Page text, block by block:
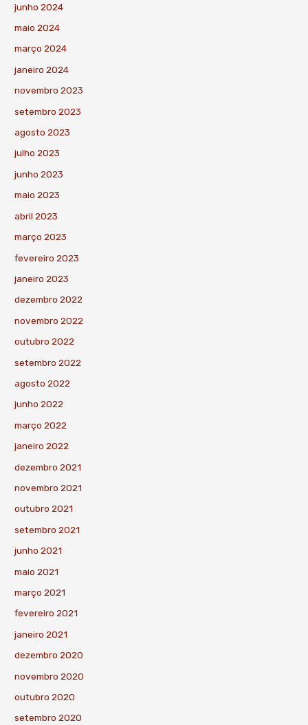
junho 2024
maio 2024
março 2024
janeiro 2024
novembro 2023
setembro 2023
agosto 2023
julho 2023
junho 2023
maio 2023
abril 2023
março 2023
fevereiro 2023
janeiro 2023
dezembro 2022
novembro 2022
outubro 2022
setembro 2022
agosto 2022
junho 2022
março 2022
janeiro 2022
dezembro 2021
novembro 2021
outubro 2021
setembro 2021
junho 2021
maio 2021
março 2021
fevereiro 2021
janeiro 2021
dezembro 2020
novembro 2020
outubro 2020
setembro 2020